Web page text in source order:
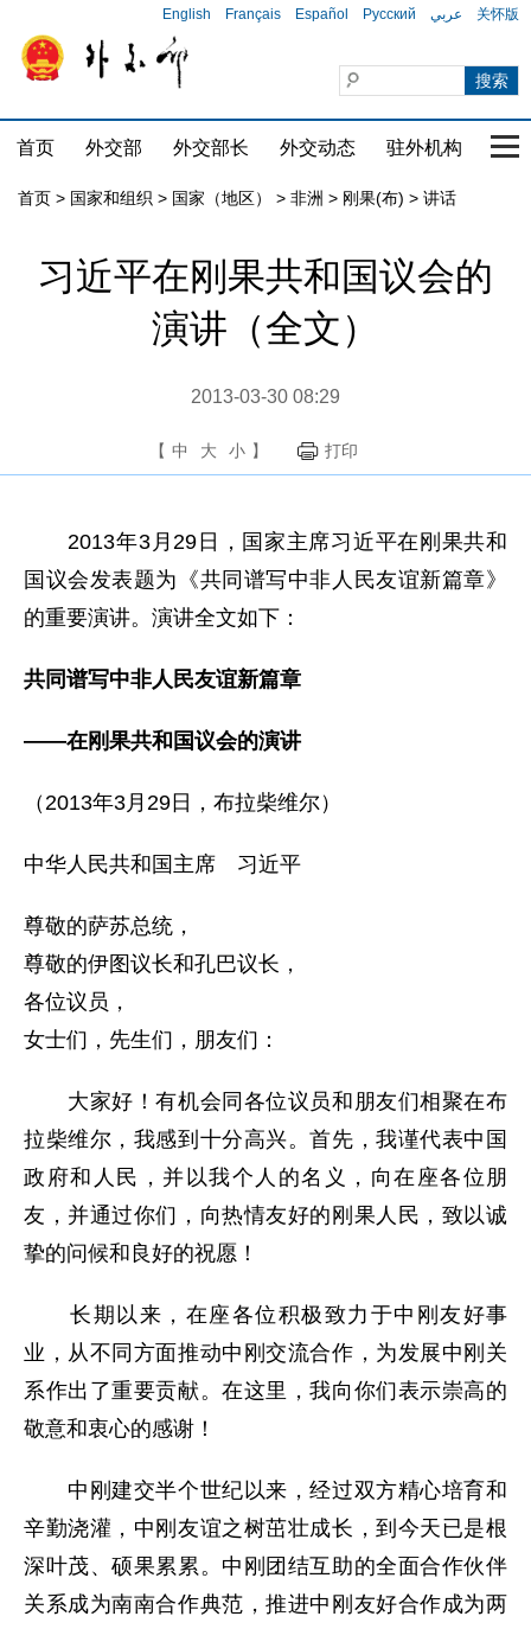
English Français Español Русский عربي 关怀版
首页 外交部 外交部长 外交动态 驻外机构 国
首页 > 国家和组织 > 国家（地区） > 非洲 > 刚果(布) > 讲话
习近平在刚果共和国议会的
演讲（全文）
2013-03-30 08:29
【 中 大 小 】 打印
2013年3月29日，国家主席习近平在刚果共和
国议会发表题为《共同谱写中非人民友谊新篇章》
的重要演讲。演讲全文如下：
共同谱写中非人民友谊新篇章
——在刚果共和国议会的演讲
（2013年3月29日，布拉柴维尔）
中华人民共和国主席 习近平
尊敬的萨苏总统，
尊敬的伊图议长和孔巴议长，
各位议员，
女士们，先生们，朋友们：
大家好！有机会同各位议员和朋友们相聚在布
拉柴维尔，我感到十分高兴。首先，我谨代表中国
政府和人民，并以我个人的名义，向在座各位朋
友，并通过你们，向热情友好的刚果人民，致以诚
挚的问候和良好的祝愿！
长期以来，在座各位积极致力于中刚友好事
业，从不同方面推动中刚交流合作，为发展中刚关
系作出了重要贡献。在这里，我向你们表示崇高的
敬意和衷心的感谢！
中刚建交半个世纪以来，经过双方精心培育和
辛勤浇灌，中刚友谊之树茁壮成长，到今天已是根
深叶茂、硕果累累。中刚团结互助的全面合作伙伴
关系成为南南合作典范，推进中刚友好合作成为两